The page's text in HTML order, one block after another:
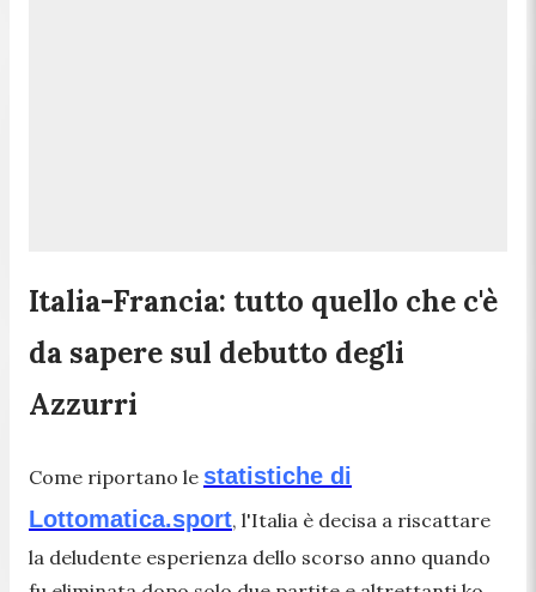
Italia-Francia: tutto quello che c'è
da sapere sul debutto degli
Azzurri
Come riportano le statistiche di
Lottomatica.sport, l'Italia è decisa a riscattare
la deludente esperienza dello scorso anno quando